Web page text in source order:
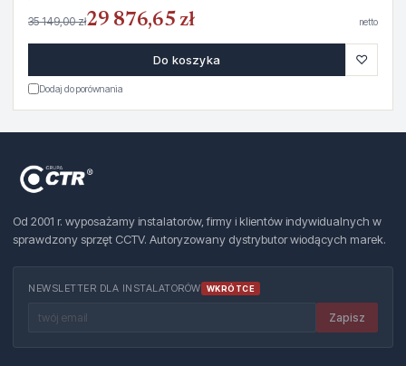
35 149,00 zł29 876,65 zł netto
Do koszyka ♡
Dodaj do porównania
Od 2001 r. wyposażamy instalatorów, firmy i klientów indywidualnych w
sprawdzony sprzęt CCTV. Autoryzowany dystrybutor wiodących marek.
NEWSLETTER DLA INSTALATORÓW WKRÓTCE
Zapisz